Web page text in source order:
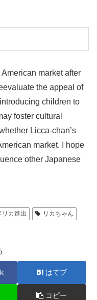
American market after
the appeal of
children to
foster cultural
Licca-chan’s
market. I hope
other Japanese
リカ進出
リカちゃん
はてブ
コピー